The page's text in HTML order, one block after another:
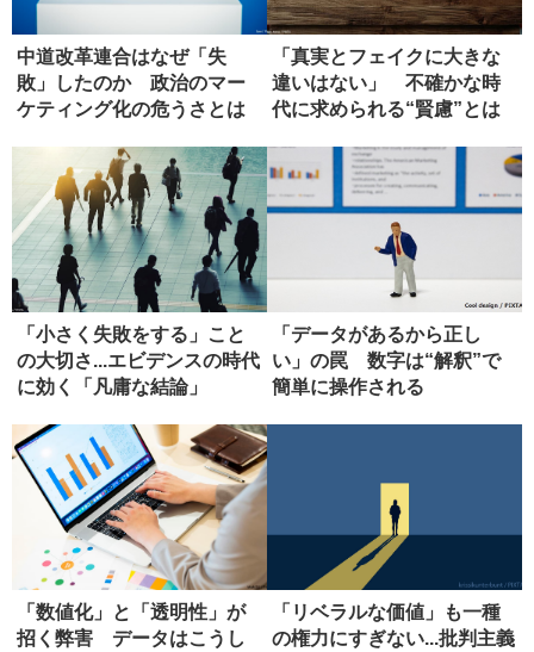
中道改革連合はなぜ「失
敗」したのか 政治のマー
ケティング化の危うさとは
「真実とフェイクに大きな
違いはない」 不確かな時
代に求められる“賢慮”とは
「小さく失敗をする」こと
の大切さ...エビデンスの時代
に効く「凡庸な結論」
「データがあるから正し
い」の罠 数字は“解釈”で
簡単に操作される
「数値化」と「透明性」が
招く弊害 データはこうし
「リベラルな価値」も一種
の権力にすぎない...批判主義